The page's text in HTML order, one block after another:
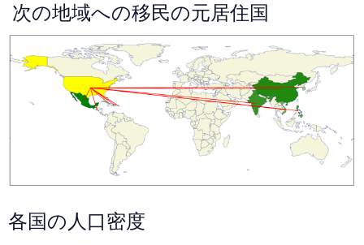
次の地域への移民の元居住国
各国の人口密度